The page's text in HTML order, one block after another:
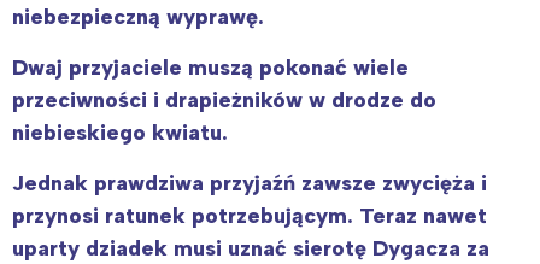
niebezpieczną wyprawę.
Dwaj przyjaciele muszą pokonać wiele
przeciwności i drapieżników w drodze do
niebieskiego kwiatu.
Jednak prawdziwa przyjaźń zawsze zwycięża i
przynosi ratunek potrzebującym. Teraz nawet
uparty dziadek musi uznać sierotę Dygacza za